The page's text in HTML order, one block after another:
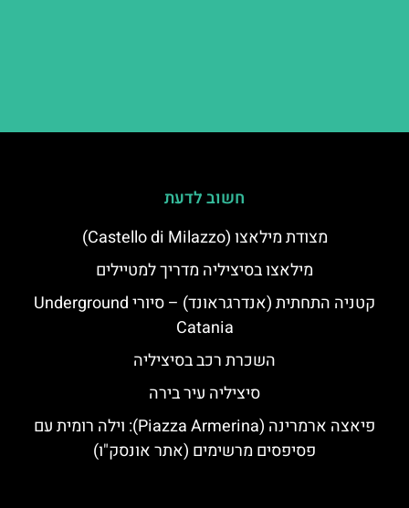
חשוב לדעת
מצודת מילאצו (Castello di Milazzo)
מילאצו בסיציליה מדריך למטיילים
קטניה התחתית (אנדרגראונד) – סיורי Underground
Catania
השכרת רכב בסיציליה
סיציליה עיר בירה
פיאצה ארמרינה (Piazza Armerina): וילה רומית עם
פסיפסים מרשימים (אתר אונסק"ו)